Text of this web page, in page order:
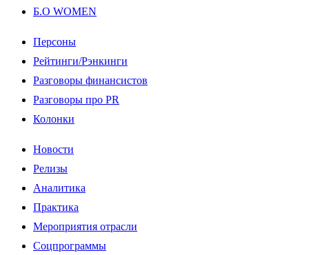
Б.О WOMEN
Персоны
Рейтинги/Рэнкинги
Разговоры финансистов
Разговоры про PR
Колонки
Новости
Релизы
Аналитика
Практика
Мероприятия отрасли
Соцпрограммы